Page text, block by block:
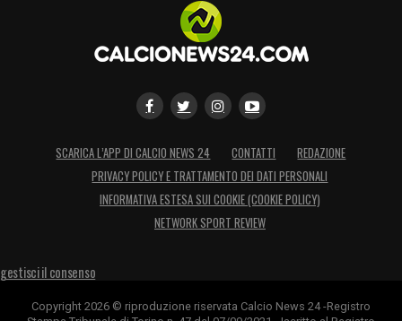
SCARICA L’APP DI CALCIO NEWS 24 CONTATTI
REDAZIONE
PRIVACY POLICY E TRATTAMENTO DEI DATI PERSONALI
INFORMATIVA ESTESA SUI COOKIE (COOKIE POLICY)
NETWORK SPORT REVIEW
gestisci il consenso
Copyright 2026 © riproduzione riservata Calcio News 24 -Registro